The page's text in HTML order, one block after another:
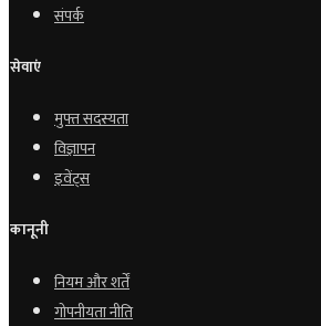
संपर्क
सेवाएं
मुफ्त सदस्यता
विज्ञापन
इवेंट्स
कानूनी
नियम और शर्तें
गोपनीयता नीति